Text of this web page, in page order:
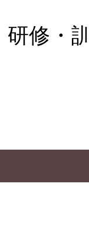
修・